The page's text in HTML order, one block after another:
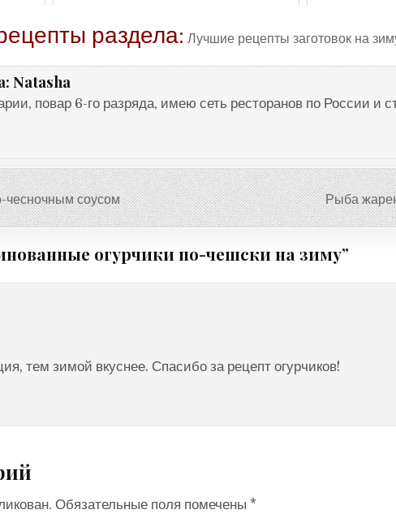
раздела: Лучшие рецепты заготовок на
Natasha
повар 6-го разряда, имею сеть ресторанов по России и
чесночным соусом Рыба
огурчики по-чешски на зиму”
тем зимой вкуснее. Спасибо за рецепт огурчиков!
Обязательные поля помечены *